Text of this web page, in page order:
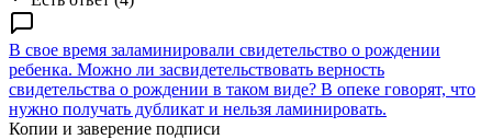
В свое время заламинировали свидетельство о рождении
ребенка. Можно ли засвидетельствовать верность
свидетельства о рождении в таком виде? В опеке говорят, что
нужно получать дубликат и нельзя ламинировать.
Копии и заверение подписи